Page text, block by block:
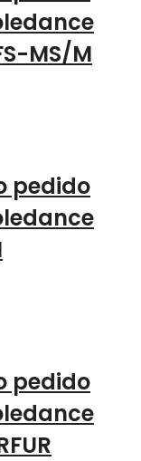
MS/M
pedido
pedido